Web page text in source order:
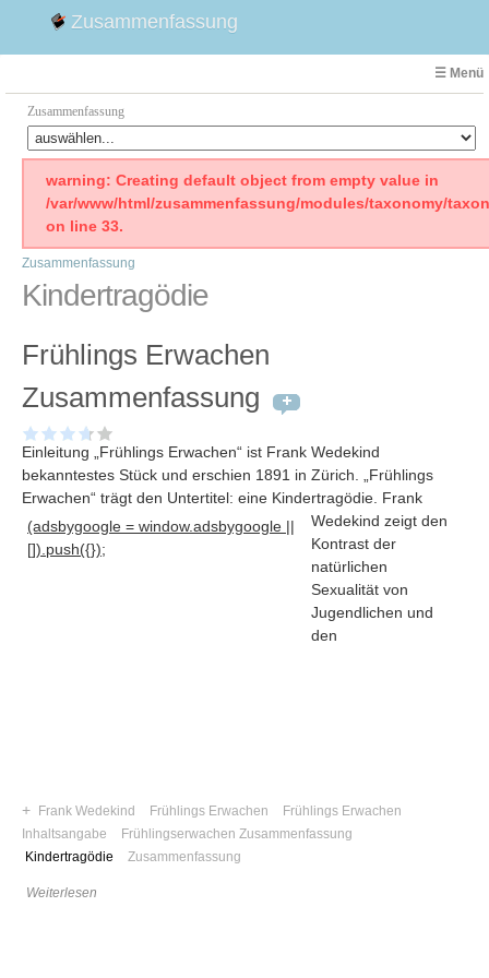
Zusammenfassung
☰ Menü
Zusammenfassung
Faust
Willhelm Tell
Emilia Galotti
1. Weltkrieg Zusammenfassung
Weimarer Republik
Die Räuber
Woyzeck
Navigation
Foren
warning: Creating default object from empty value in
/var/www/html/zusammenfassung/modules/taxonomy/
on line 33.
Zusammenfassung
Kindertragödie
Frühlings Erwachen
Zusammenfassung
Einleitung „Frühlings Erwachen“ ist Frank Wedekind
bekanntestes Stück und erschien 1891 in Zürich. „Frühlings
Erwachen“ trägt den Untertitel: eine Kindertragödie
(adsbygoogle = window.adsbygoogle ||
[]).push({});
. Frank
Wedekind zeigt den
Kontrast der
natürlichen
Sexualität von
Jugendlichen und
den
+ Frank Wedekind Frühlings Erwachen
Frühlings Erwachen
Inhaltsangabe
Frühlingserwachen Zusammenfassung
Kindertragödie
Zusammenfassung
Weiterlesen